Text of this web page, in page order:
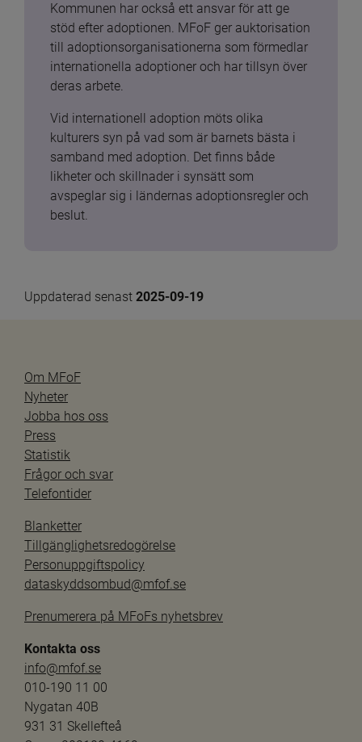
Kommunen har också ett ansvar för att ge
stöd efter adoptionen. MFoF ger auktorisation
till adoptionsorganisationerna som förmedlar
internationella adoptioner och har tillsyn över
deras arbete.
Vid internationell adoption möts olika
kulturers syn på vad som är barnets bästa i
samband med adoption. Det finns både
likheter och skillnader i synsätt som
avspeglar sig i ländernas adoptionsregler och
beslut.
Uppdaterad senast 2025-09-19
Om MFoF
Nyheter
Jobba hos oss
Press
Statistik
Frågor och svar
Telefontider
Blanketter
Tillgänglighetsredogörelse
Personuppgiftspolicy
dataskyddsombud@mfof.se
Prenumerera på MFoFs nyhetsbrev
Kontakta oss
info@mfof.se
010-190 11 00
Nygatan 40B
931 31 Skellefteå